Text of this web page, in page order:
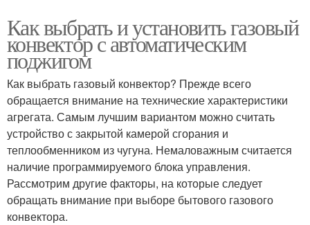
Как выбрать и установить газовый
конвектор с автоматическим
поджигом
Как выбрать газовый конвектор? Прежде всего
обращается внимание на технические характеристики
агрегата. Самым лучшим вариантом можно считать
устройство с закрытой камерой сгорания и
теплообменником из чугуна. Немаловажным считается
наличие программируемого блока управления.
Рассмотрим другие факторы, на которые следует
обращать внимание при выборе бытового газового
конвектора.